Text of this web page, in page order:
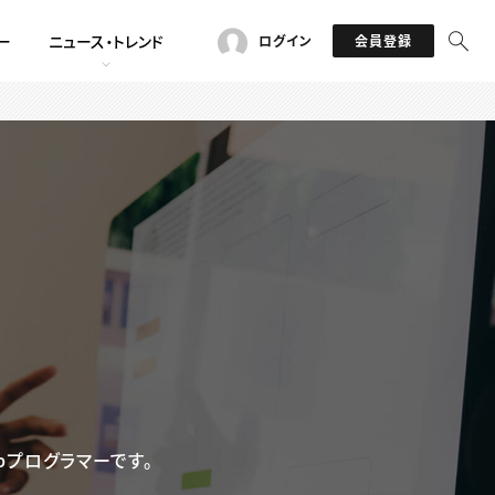
ニュース・トレンド ログイン 会員登録
ログラマーです。